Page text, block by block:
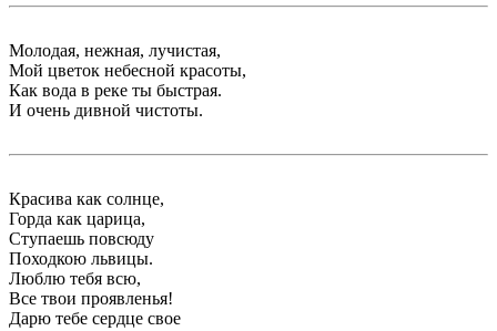
Молодая, нежная, лучистая,
Мой цветок небесной красоты,
Как вода в реке ты быстрая.
И очень дивной чистоты.
Красива как солнце,
Горда как царица,
Ступаешь повсюду
Походкою львицы.
Люблю тебя всю,
Все твои проявленья!
Дарю тебе сердце свое